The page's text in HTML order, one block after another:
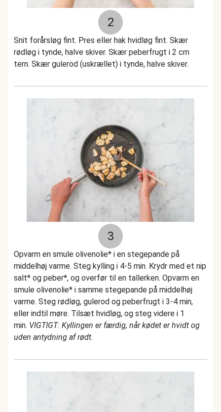
2
Snit forårsløg fint. Pres eller hak hvidløg fint. Skær
rødløg i tynde, halve skiver. Skær peberfrugt i 2 cm
tern. Skær gulerod (uskrællet) i tynde, halve skiver.
3
Opvarm en smule olivenolie* i en stegepande på
middelhøj varme. Steg kylling i 4-5 min. Krydr med et nip
salt* og peber*, og overfør til en tallerken. Opvarm en
smule olivenolie* i samme stegepande på middelhøj
varme. Steg rødløg, gulerod og peberfrugt i 3-4 min,
eller indtil møre. Tilsæt hvidløg, og steg videre i 1
min. VIGTIGT: Kyllingen er færdig, når kødet er hvidt og
uden antydning af rødt.